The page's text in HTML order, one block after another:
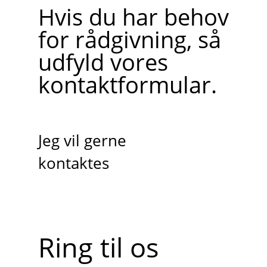
Hvis du har behov
for rådgivning, så
udfyld vores
kontaktformular.
Jeg vil gerne
kontaktes
Ring til os